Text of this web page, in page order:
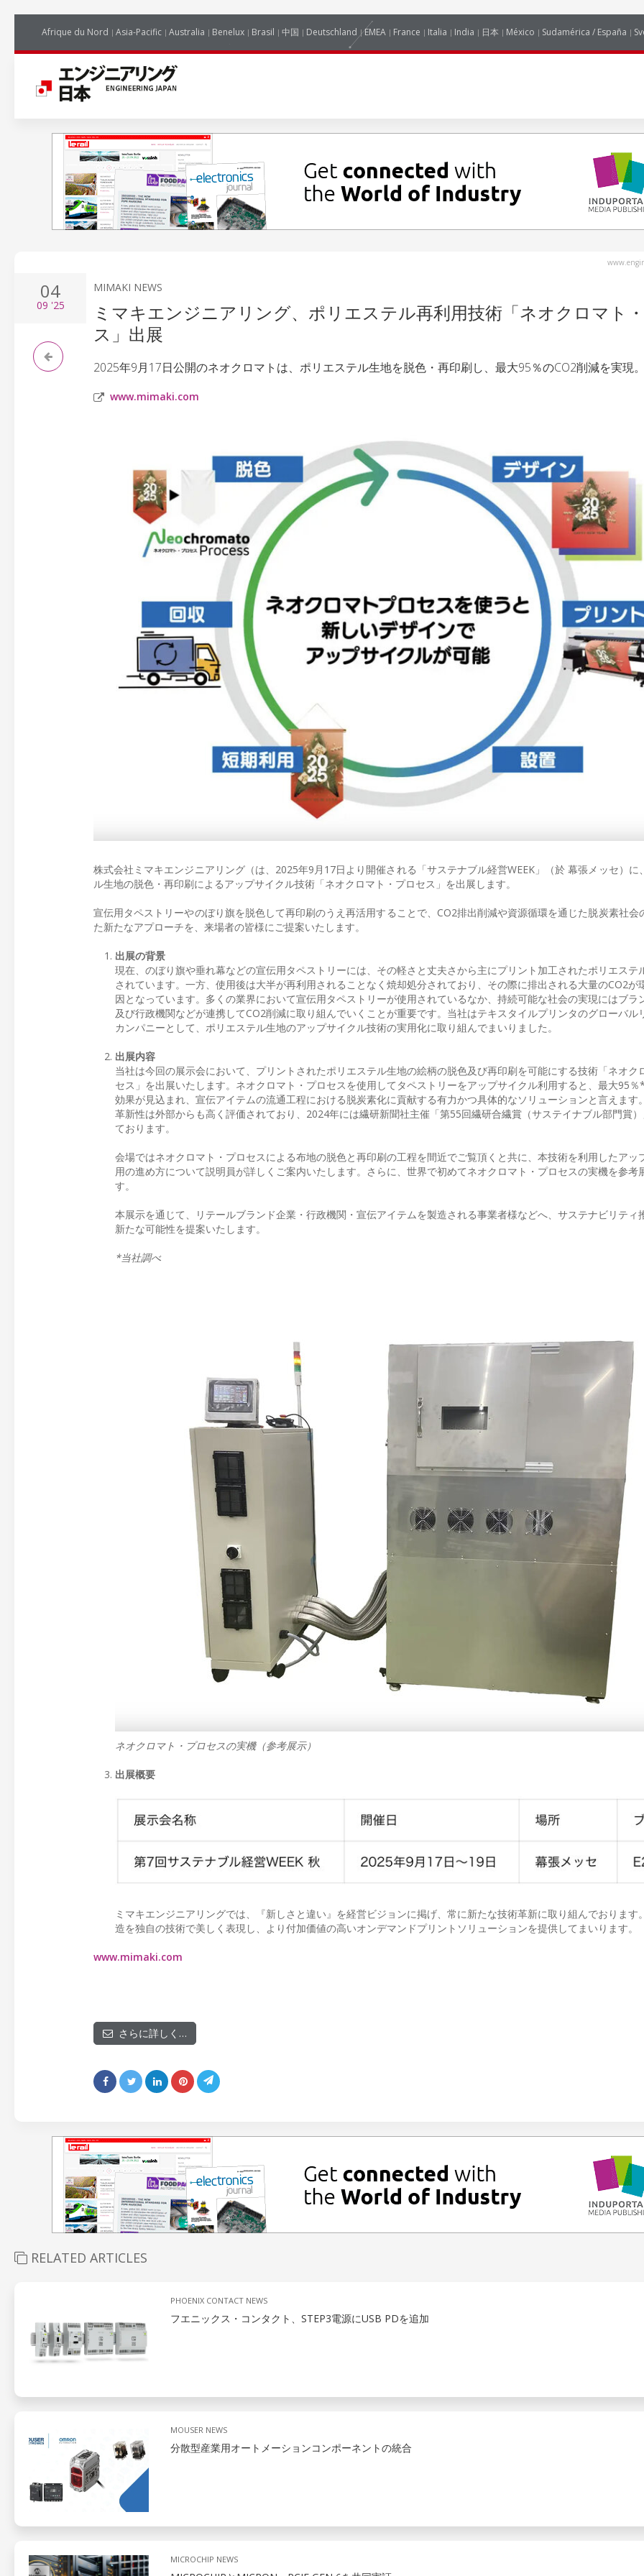
Afrique du Nord Asia-Pacific Australia Benelux Brasil 中国 Deutschland EMEA France Italia India 日本 México Sudamérica / España
04
09 '25
MIMAKI NEWS
ミマキエンジニアリング、ポリエステル再利用技術「ネオクロマト
ス」出展
2025年9月17日公開のネオクロマトは、ポリエステル生地を脱色・再印刷し、最大95％のCO2削減を実現
www.mimaki.com
株式会社ミマキエンジニアリング（は、2025年9月17日より開催される「サステナブル経営WEEK」（於 幕張メッセ）に
ル生地の脱色・再印刷によるアップサイクル技術「ネオクロマト・プロセス」を出展します。
宣伝用タペストリーやのぼり旗を脱色して再印刷のうえ再活用することで、CO2排出削減や資源循環を通じた脱炭素社会
た新たなアプローチを、来場者の皆様にご提案いたします。
出展の背景
現在、のぼり旗や垂れ幕などの宣伝用タペストリーには、その軽さと丈夫さから主にプリント加工されたポリエステ
されています。一方、使用後は大半が再利用されることなく焼却処分されており、その際に排出される大量のCO2が
因となっています。多くの業界において宣伝用タペストリーが使用されているなか、持続可能な社会の実現にはブラ
及び行政機関などが連携してCO2削減に取り組んでいくことが重要です。当社はテキスタイルプリンタのグローバル
カンパニーとして、ポリエステル生地のアップサイクル技術の実用化に取り組んでまいりました。
出展内容
当社は今回の展示会において、プリントされたポリエステル生地の絵柄の脱色及び再印刷を可能にする技術「ネオク
セス」を出展いたします。ネオクロマト・プロセスを使用してタペストリーをアップサイクル利用すると、最大95
効果が見込まれ、宣伝アイテムの流通工程における脱炭素化に貢献する有力かつ具体的なソリューションと言えます
革新性は外部からも高く評価されており、2024年には繊研新聞社主催「第55回繊研合繊賞（サステイナブル部門賞
ております。
会場ではネオクロマト・プロセスによる布地の脱色と再印刷の工程を間近でご覧頂くと共に、本技術を利用したアッ
用の進め方について説明員が詳しくご案内いたします。さらに、世界で初めてネオクロマト・プロセスの実機を参考
す。
本展示を通じて、リテールブランド企業・行政機関・宣伝アイテムを製造される事業者様などへ、サステナビリティ
新たな可能性を提案いたします。
*当社調べ
ネオクロマト・プロセスの実機（参考展示）
出展概要
ミマキエンジニアリングでは、『新しさと違い』を経営ビジョンに掲げ、常に新たな技術革新に取り組んでおります
造を独自の技術で美しく表現し、より付加価値の高いオンデマンドプリントソリューションを提供してまいります。
www.mimaki.com
さらに詳しく…
RELATED ARTICLES
PHOENIX CONTACT NEWS
フエニックス・コンタクト、STEP3電源にUSB PDを追加
MOUSER NEWS
分散型産業用オートメーションコンポーネントの統合
MICROCHIP NEWS